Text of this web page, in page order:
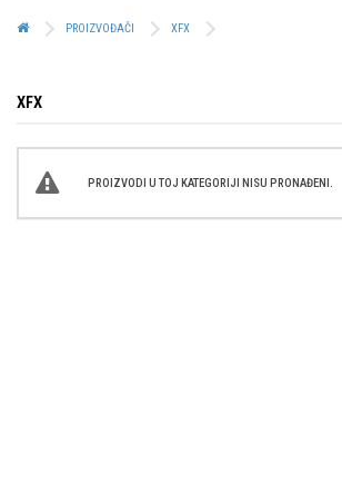
PROIZVOĐAČI XFX
XFX
PROIZVODI U TOJ KATEGORIJI NISU PRONAĐENI.